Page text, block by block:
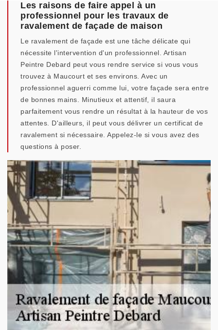
Les raisons de faire appel à un
professionnel pour les travaux de
ravalement de façade de maison
Le ravalement de façade est une tâche délicate qui
nécessite l'intervention d'un professionnel. Artisan
Peintre Debard peut vous rendre service si vous vous
trouvez à Maucourt et ses environs. Avec un
professionnel aguerri comme lui, votre façade sera entre
de bonnes mains. Minutieux et attentif, il saura
parfaitement vous rendre un résultat à la hauteur de vos
attentes. D'ailleurs, il peut vous délivrer un certificat de
ravalement si nécessaire. Appelez-le si vous avez des
questions à poser.